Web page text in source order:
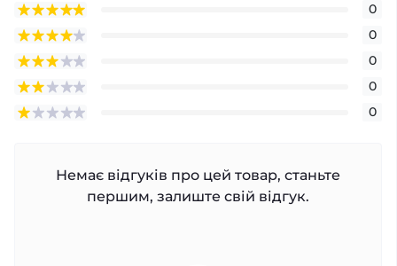
0
0
0
0
0
Немає відгуків про цей товар, станьте
першим, залиште свій відгук.